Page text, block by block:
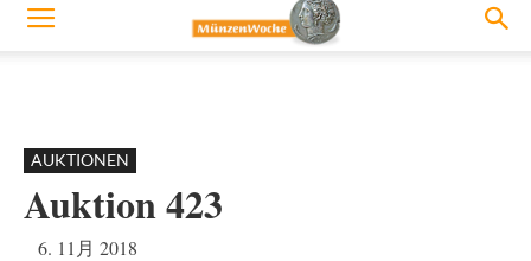
AUKTIONEN
Auktion 423
6. 11月 2018